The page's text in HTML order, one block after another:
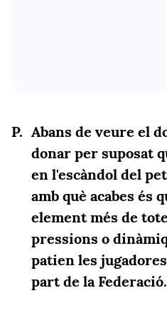
Abans de veure el
donar per suposat
en l'escàndol del
amb què acabes és
element més de
pressions o
patien les
part de la Federació.